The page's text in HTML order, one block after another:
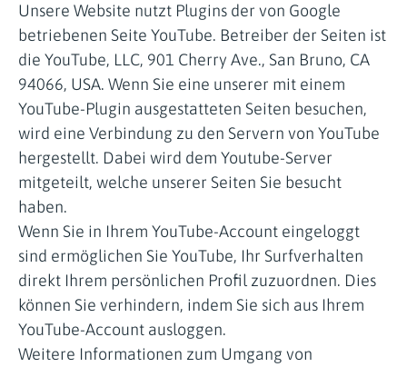
Unsere Website nutzt Plugins der von Google
betriebenen Seite YouTube. Betreiber der Seiten ist
die YouTube, LLC, 901 Cherry Ave., San Bruno, CA
94066, USA. Wenn Sie eine unserer mit einem
YouTube-Plugin ausgestatteten Seiten besuchen,
wird eine Verbindung zu den Servern von YouTube
hergestellt. Dabei wird dem Youtube-Server
mitgeteilt, welche unserer Seiten Sie besucht
haben.
Wenn Sie in Ihrem YouTube-Account eingeloggt
sind ermöglichen Sie YouTube, Ihr Surfverhalten
direkt Ihrem persönlichen Profil zuzuordnen. Dies
können Sie verhindern, indem Sie sich aus Ihrem
YouTube-Account ausloggen.
Weitere Informationen zum Umgang von